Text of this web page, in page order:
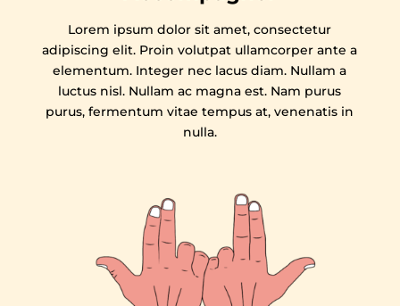
Lorem ipsum dolor sit amet, consectetur
adipiscing elit. Proin volutpat ullamcorper ante a
elementum. Integer nec lacus diam. Nullam a
luctus nisl. Nullam ac magna est. Nam purus
purus, fermentum vitae tempus at, venenatis in
nulla.